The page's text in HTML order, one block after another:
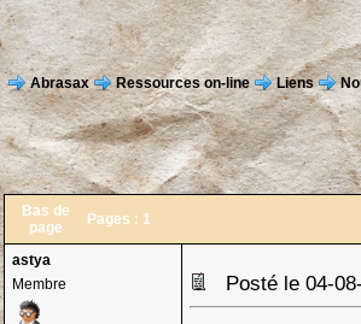
Abrasax Ressources on-line Liens
Bas de
page
Pages : 1
astya
Membre
Posté le 04-